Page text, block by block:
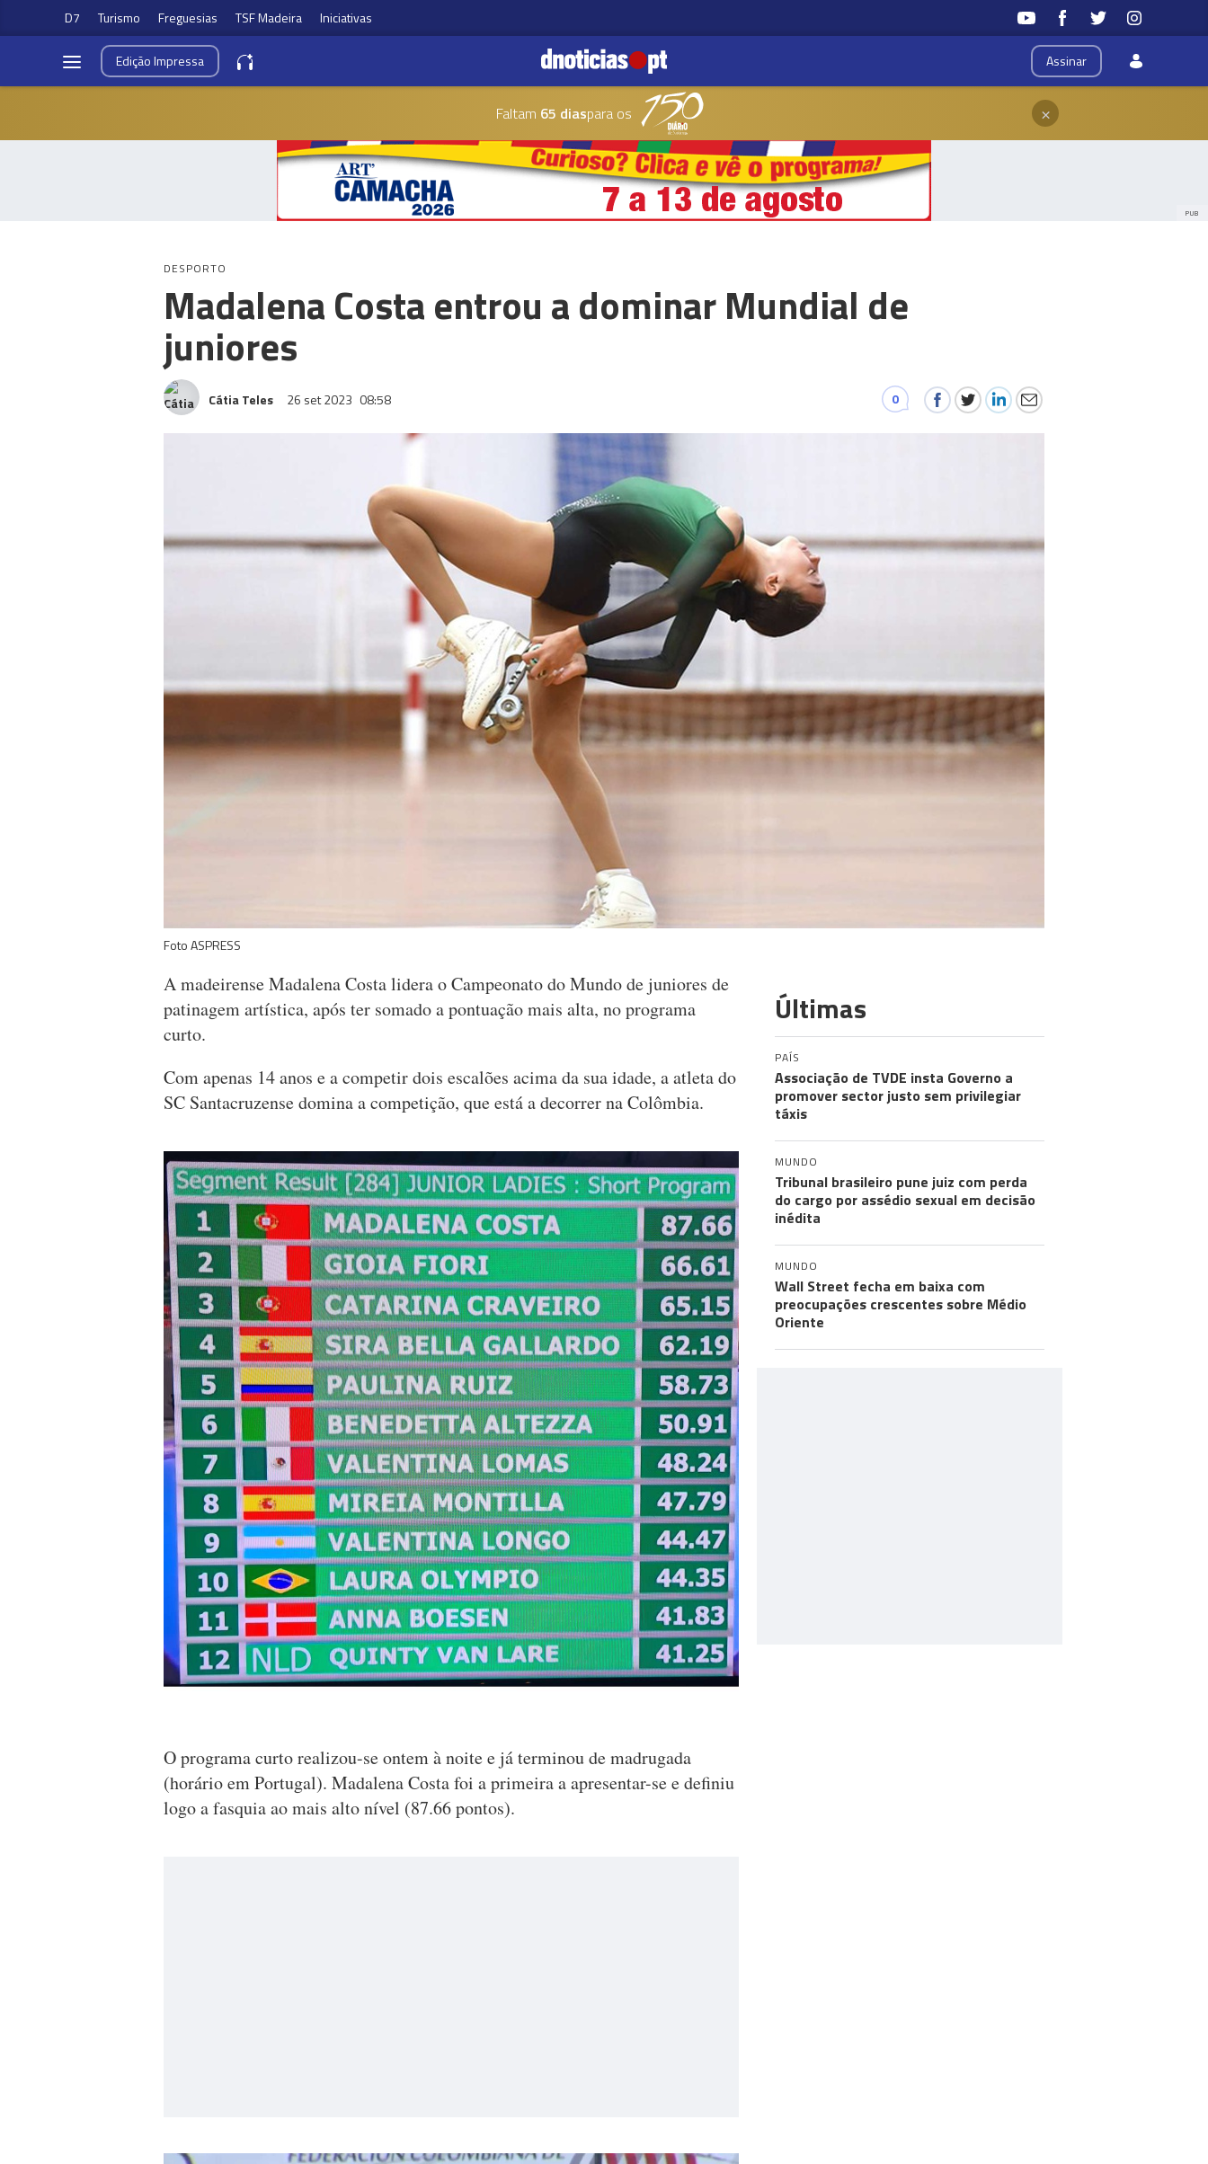
D7 Turismo Freguesias TSF Madeira Iniciativas
Assinar
EdiçãoImpressa
Faltam 65 diaspara os ×
PUB
DESPORTO
Madalena Costa entrou a dominar Mundial de
juniores
Cátia Teles 26 set 2023 08:58 0
Foto ASPRESS
A madeirense Madalena Costa lidera o Campeonato do Mundo de juniores de
patinagem artística, após ter somado a pontuação mais alta, no programa
curto.
Com apenas 14 anos e a competir dois escalões acima da sua idade, a atleta do
SC Santacruzense domina a competição, que está a decorrer na Colômbia.
O programa curto realizou-se ontem à noite e já terminou de madrugada
(horário em Portugal). Madalena Costa foi a primeira a apresentar-se e definiu
logo a fasquia ao mais alto nível (87.66 pontos).
Últimas
PAÍS
Associação de TVDE insta Governo a
promover sector justo sem privilegiar
táxis
MUNDO
Tribunal brasileiro pune juiz com perda
do cargo por assédio sexual em decisão
inédita
MUNDO
Wall Street fecha em baixa com
preocupações crescentes sobre Médio
Oriente